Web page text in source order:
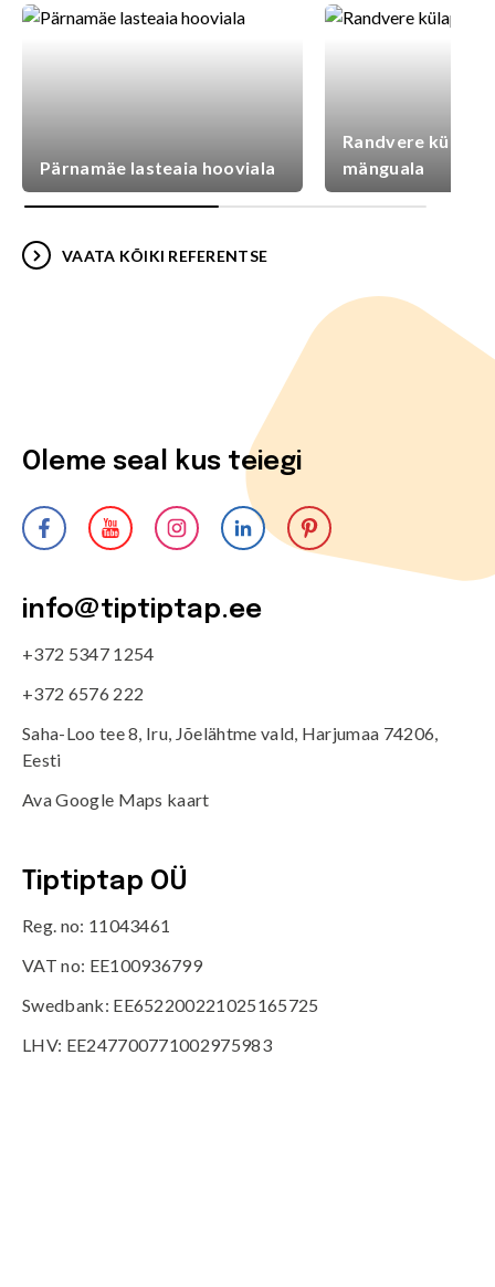
Pärnamäe lasteaia hooviala
Randvere
mänguala
VAATA KÕIKI REFERENTSE
Oleme seal kus teiegi
info@tiptiptap.ee
+372 5347 1254
+372 6576 222
Saha-Loo tee 8, Iru, Jõelähtme vald, Harjumaa 74206,
Eesti
Ava Google Maps kaart
Tiptiptap OÜ
Reg. no: 11043461
VAT no: EE100936799
Swedbank: EE652200221025165725
LHV: EE247700771002975983